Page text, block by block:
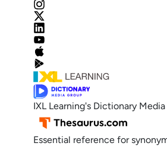
IXL Learning's Dictionary
Essential reference for